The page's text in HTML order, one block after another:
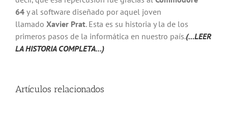
64 y al software diseñado por aquel joven
llamado Xavier Prat. Esta es su historia y la de los
primeros pasos de la informática en nuestro país.(…LEER
LA HISTORIA COMPLETA…)
Artículos relacionados